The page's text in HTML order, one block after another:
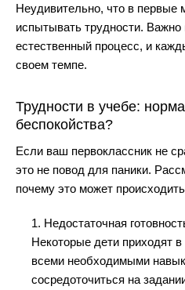
Неудивительно, что в первые
испытывать трудности. Важно
естественный процесс, и
своем темпе.
Трудности в учебе:
беспокойства?
Если ваш первоклассник не
это не повод для паники.
почему это может
1. Недостаточная
Некоторые дети приходят
всеми необходимыми
сосредоточиться на